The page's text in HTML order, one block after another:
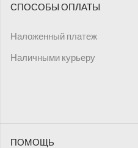
СПОСОБЫ ОПЛАТЫ
Наложенный платеж
Наличными курьеру
ПОМОЩЬ